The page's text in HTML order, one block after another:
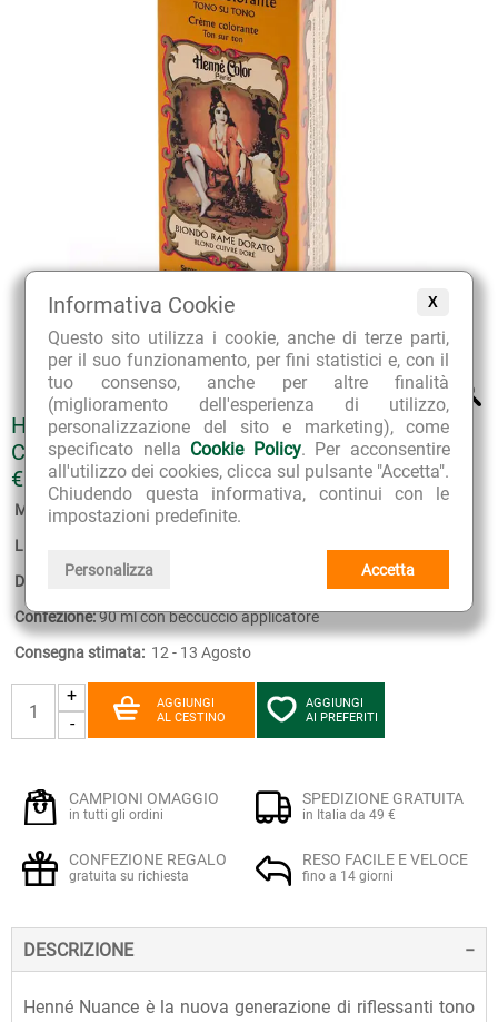
X
Informativa Cookie
Questo sito utilizza i cookie, anche di terze parti,
per il suo funzionamento, per fini statistici e, con il
tuo consenso, anche per altre finalità
(miglioramento dell'esperienza di utilizzo,
personalizzazione del sito e marketing), come
specificato nella Cookie Policy. Per acconsentire
all'utilizzo dei cookies, clicca sul pulsante "Accetta".
Chiudendo questa informativa, continui con le
impostazioni predefinite.
Personalizza Accetta
HENNÈ NUANCE CREMA COLORANTE BLOND
CUIVRE DORÈ BIONDO RAME DORATO
€ 15.00
Marca: Sitarama
Linea:
Disponibilità:2
Confezione:90 ml con beccuccio applicatore
Consegna stimata: 12 - 13 Agosto
+
-
AGGIUNGI
AL CESTINO
AGGIUNGI
AI PREFERITI
CAMPIONI OMAGGIO
in tutti gli ordini
SPEDIZIONE GRATUITA
in Italia da 49 €
CONFEZIONE REGALO
gratuita su richiesta
RESO FACILE E VELOCE
fino a 14 giorni
DESCRIZIONE
Henné Nuance è la nuova generazione di riflessanti tono